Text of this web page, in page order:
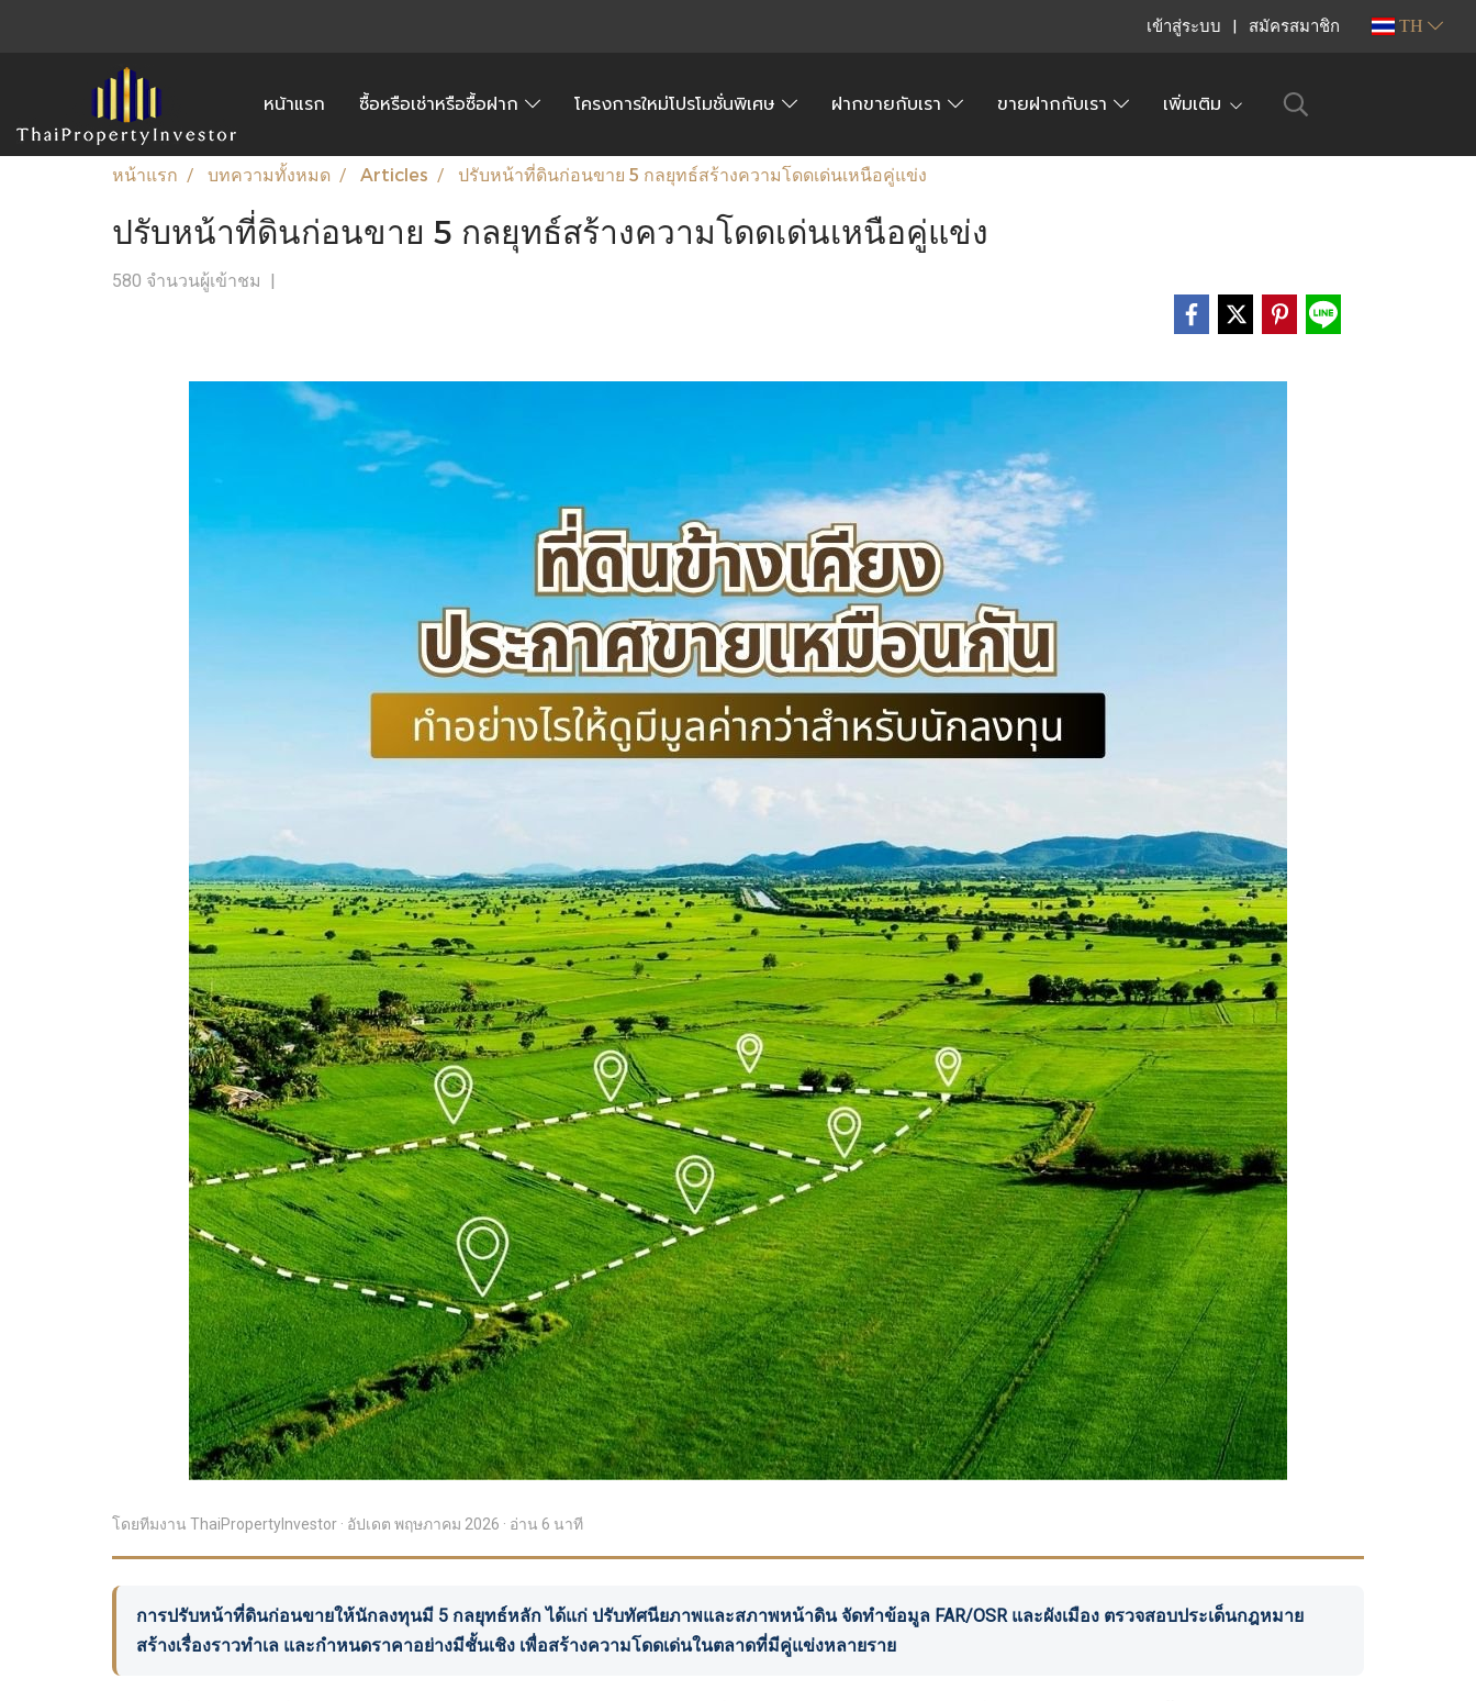
เข้าสู่ระบบ สมัครสมาชิก TH
หน้าแรก ซื้อหรือเช่าหรือซื้อฝาก โครงการใหม่โปรโมชั่นพิเศษ ฝากขายกับเรา ขายฝากกับเรา เพิ่มเติม
หน้าแรก บทความทั้งหมด Articles ปรับหน้าที่ดินก่อนขาย 5 กลยุทธ์สร้างความโดดเด่นเหนือคู่แข่ง
ปรับหน้าที่ดินก่อนขาย 5 กลยุทธ์สร้างความโดดเด่นเหนือคู่แข่ง
580 จำนวนผู้เข้าชม |
โดยทีมงาน ThaiPropertyInvestor · อัปเดต พฤษภาคม 2026 · อ่าน 6 นาที
การปรับหน้าที่ดินก่อนขายให้นักลงทุนมี 5 กลยุทธ์หลัก ได้แก่ ปรับทัศนียภาพและสภาพหน้าดิน จัดทำข้อมูล FAR/OSR และผังเมือง ตรวจสอบประเด็นกฎหมาย
สร้างเรื่องราวทำเล และกำหนดราคาอย่างมีชั้นเชิง เพื่อสร้างความโดดเด่นในตลาดที่มีคู่แข่งหลายราย